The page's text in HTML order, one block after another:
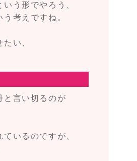
う形でやろう、
考えですね。
い、
と言い切るのが
いるのですが、